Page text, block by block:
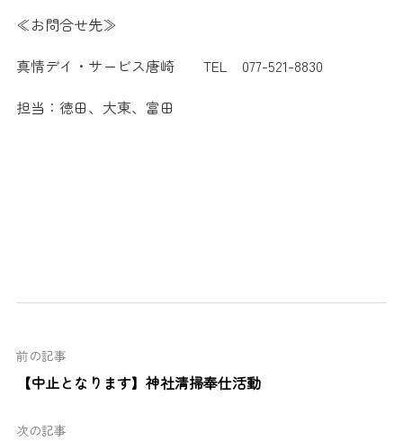
≪お問合せ先≫
真情デイ・サービス唐崎 TEL 077-521-8830
担当：徳田、大東、富田
前の記事
【中止となります】神社清掃奉仕活動
次の記事